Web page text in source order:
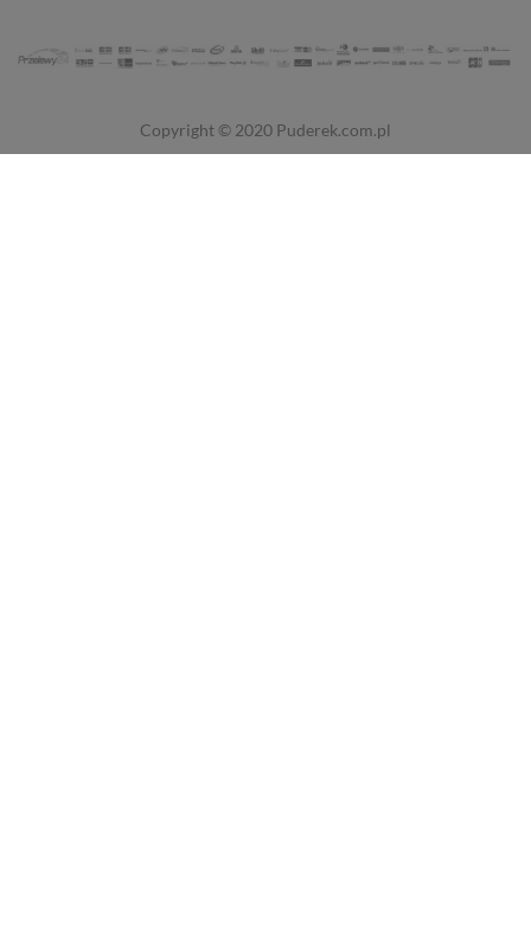
Copyright © 2020 Puderek.com.pl